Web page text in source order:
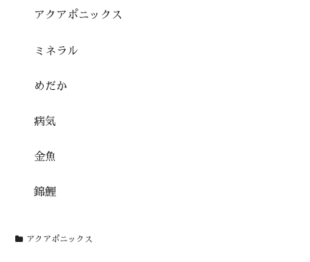
アクアポニックス
ミネラル
めだか
病気
金魚
錦鯉
アクアポニックス